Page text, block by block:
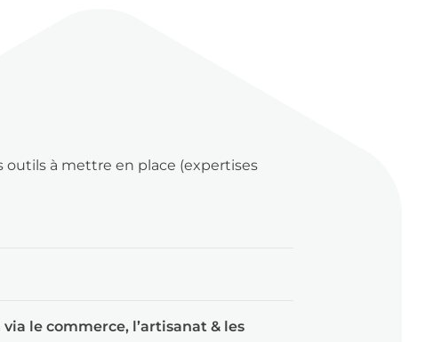
outils à mettre en place (expertises
le commerce, l’artisanat & les